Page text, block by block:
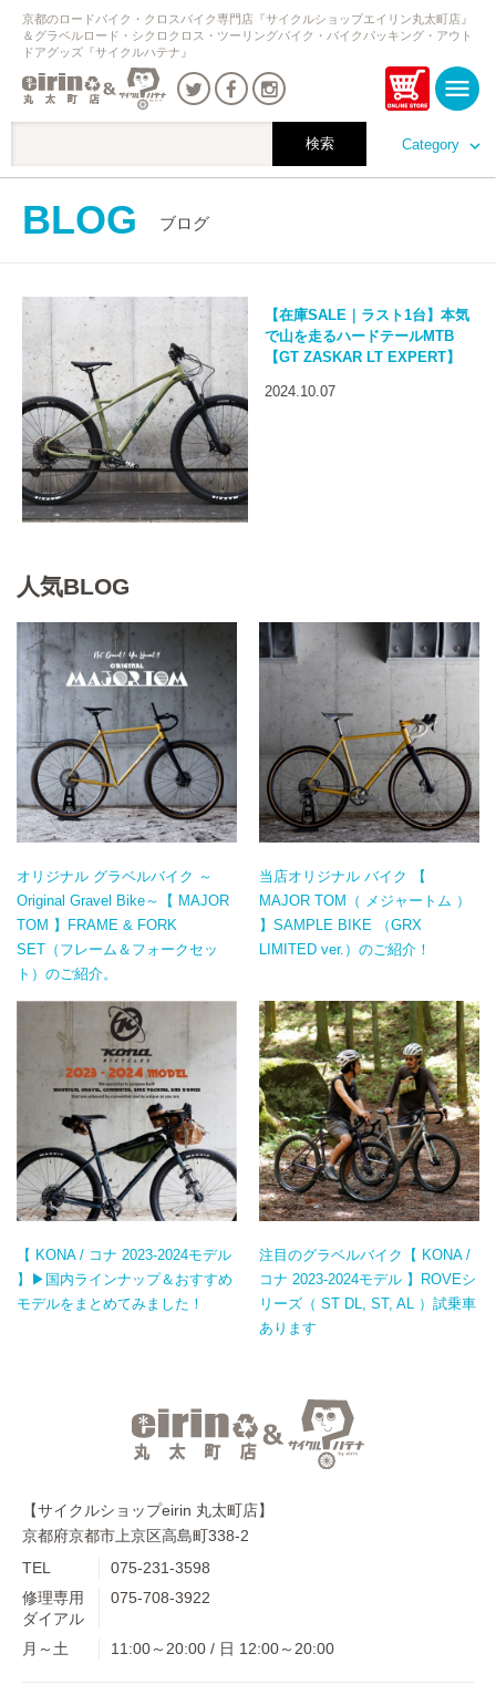
Category
京都のロードバイク・クロスバイク専門店『サイクルショップエイリン丸太町店』
＆グラベルロード・シクロクロス・ツーリングバイク・バイクパッキング・アウト
ドアグッズ『サイクルハテナ』
BLOG ブログ
【在庫SALE｜ラスト1台】本気
で山を走るハードテールMTB
【GT ZASKAR LT EXPERT】
2024.10.07
人気BLOG
オリジナル グラベルバイク ～
Original Gravel Bike～【 MAJOR
TOM 】FRAME & FORK
SET（フレーム＆フォークセッ
ト）のご紹介。
当店オリジナル バイク 【
MAJOR TOM（ メジャートム ）
】SAMPLE BIKE （GRX
LIMITED ver.）のご紹介！
【 KONA / コナ 2023-2024モデル
】▶国内ラインナップ＆おすすめ
モデルをまとめてみました！
注目のグラベルバイク【 KONA /
コナ 2023-2024モデル 】ROVEシ
リーズ（ ST DL, ST, AL ）試乗車
あります
【サイクルショップeirin 丸太町店】
京都府京都市上京区高島町338-2
TEL
075-231-3598
修理専用
ダイアル
075-708-3922
月～土 11:00～20:00 / 日 12:00～20:00